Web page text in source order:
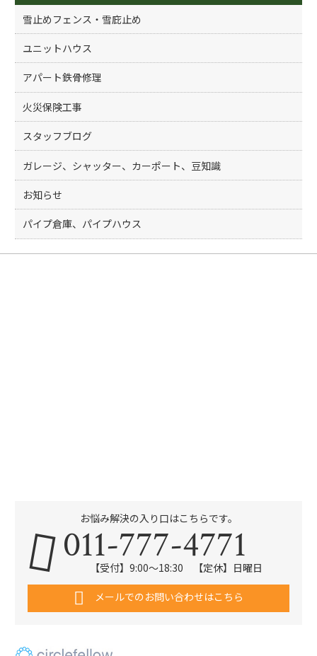
k
雪止めフェンス・雪庇止め
ユニットハウス
アパート鉄骨修理
火災保険工事
スタッフブログ
ガレージ、シャッター、カーポート、豆知識
お知らせ
パイプ倉庫、パイプハウス
お悩み解決の入り口はこちらです。
011-777-4771
【受付】9:00～18:30 【定休】日曜日
メールでのお問い合わせはこちら